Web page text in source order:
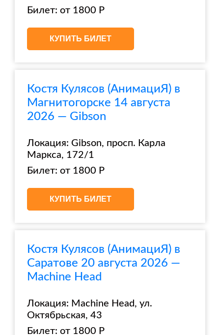
Билет: от 1800 Р
КУПИТЬ БИЛЕТ
Костя Кулясов (АнимациЯ) в
Магнитогорске 14 августа
2026 — Gibson
Локация: Gibson, просп. Карла
Маркса, 172/1
Билет: от 1800 Р
КУПИТЬ БИЛЕТ
Костя Кулясов (АнимациЯ) в
Саратове 20 августа 2026 —
Machine Head
Локация: Machine Head, ул.
Октябрьская, 43
Билет: от 1800 Р